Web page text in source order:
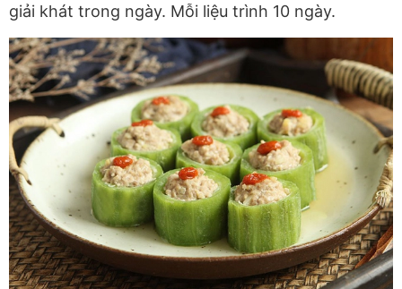
giải khát trong ngày. Mỗi liệu trình 10 ngày.